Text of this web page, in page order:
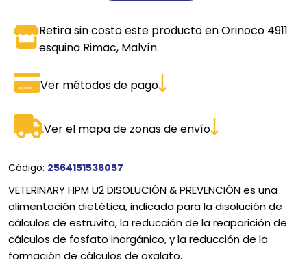
Retira sin costo este producto en Orinoco 4911
esquina Rimac, Malvín.
Ver métodos de pago
Ver el mapa de zonas de envío
Código: 2564151536057
VETERINARY HPM U2 DISOLUCIÓN & PREVENCIÓN es una
alimentación dietética, indicada para la disolución de
cálculos de estruvita, la reducción de la reaparición de
cálculos de fosfato inorgánico, y la reducción de la
formación de cálculos de oxalato.